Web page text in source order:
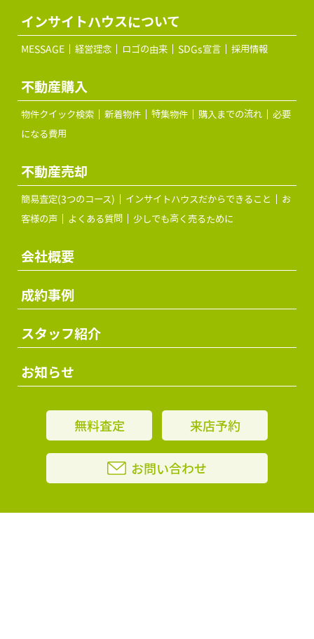
インサイトハウスについて
MESSAGE 経営理念 ロゴの由来 SDGs宣言 採用情報
不動産購入
物件クイック検索 新着物件 特集物件 購入までの流れ
必要
になる費用
不動産売却
簡易査定(3つのコース) インサイトハウスだからできること
お
客様の声
よくある質問 少しでも高く売るために
会社概要
成約事例
スタッフ紹介
お知らせ
無料査定 来店予約
お問い合わせ